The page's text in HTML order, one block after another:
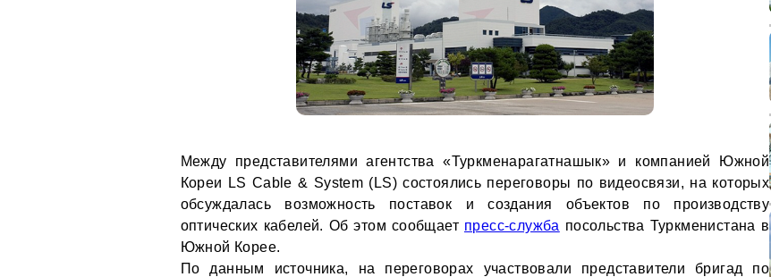
Между представителями агентства «Туркменарагатнашык» и компанией Южной
Кореи LS Cable & System (LS) состоялись переговоры по видеосвязи, на которых
обсуждалась возможность поставок и создания объектов по производству
оптических кабелей. Об этом сообщает пресс-служба посольства Туркменистана в
Южной Корее.
По данным источника, на переговорах участвовали представители бригад по